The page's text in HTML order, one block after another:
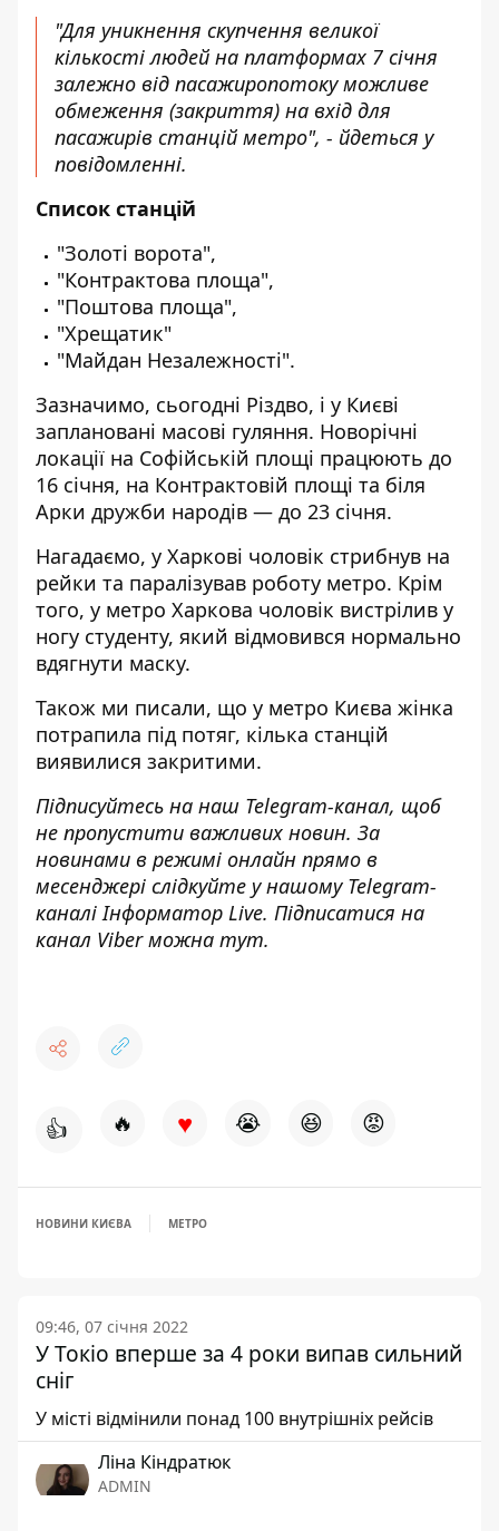
"Для уникнення скупчення великої
кількості людей на платформах 7 січня
залежно від пасажиропотоку можливе
обмеження (закриття) на вхід для
пасажирів станцій метро", - йдеться у
повідомленні.
Список станцій
"Золоті ворота",
"Контрактова площа",
"Поштова площа",
"Хрещатик"
"Майдан Незалежності".
Зазначимо, сьогодні Різдво, і у Києві
заплановані масові гуляння. Новорічні
локації на Софійській площі працюють до
16 січня, на Контрактовій площі та біля
Арки дружби народів — до 23 січня.
Нагадаємо, у Харкові чоловік стрибнув на
рейки та паралізував роботу метро. Крім
того, у метро Харкова чоловік вистрілив у
ногу студенту, який відмовився нормально
вдягнути маску.
Також ми писали, що у метро Києва жінка
потрапила під потяг, кілька станцій
виявилися закритими.
Підписуйтесь на наш Telegram-канал, щоб
не пропустити важливих новин. За
новинами в режимі онлайн прямо в
месенджері слідкуйте у нашому Telegram-
каналіІнформатор Live. Підписатися на
канал Viber можна тут.
👍 🔥 ♥ 😭 😆 😡
НОВИНИ КИЄВА МЕТРО
09:46, 07 січня 2022
У Токіо вперше за 4 роки випав сильний
сніг
У місті відмінили понад 100 внутрішніх рейсів
Ліна Кіндратюк
ADMIN